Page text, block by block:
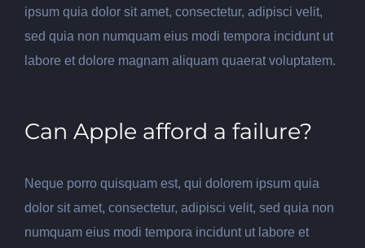
ipsum quia dolor sit amet, consectetur, adipisci velit,
sed quia non numquam eius modi tempora incidunt ut
labore et dolore magnam aliquam quaerat voluptatem.
Can Apple afford a failure?
Neque porro quisquam est, qui dolorem ipsum quia
dolor sit amet, consectetur, adipisci velit, sed quia non
numquam eius modi tempora incidunt ut labore et